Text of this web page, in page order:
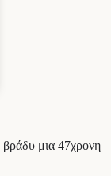
βράδυ μια 47χρονη